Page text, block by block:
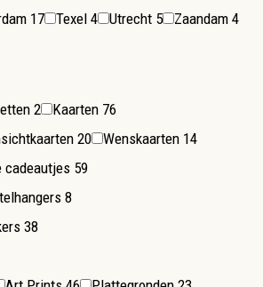
17 Texel 4 Utrecht 5 Zaandam 4
2 Kaarten 76
20 Wenskaarten 14
cadeautjes 59
8
38